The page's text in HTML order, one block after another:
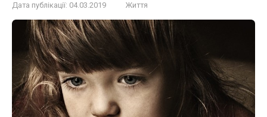
Дата публікації: 04.03.2019 Життя